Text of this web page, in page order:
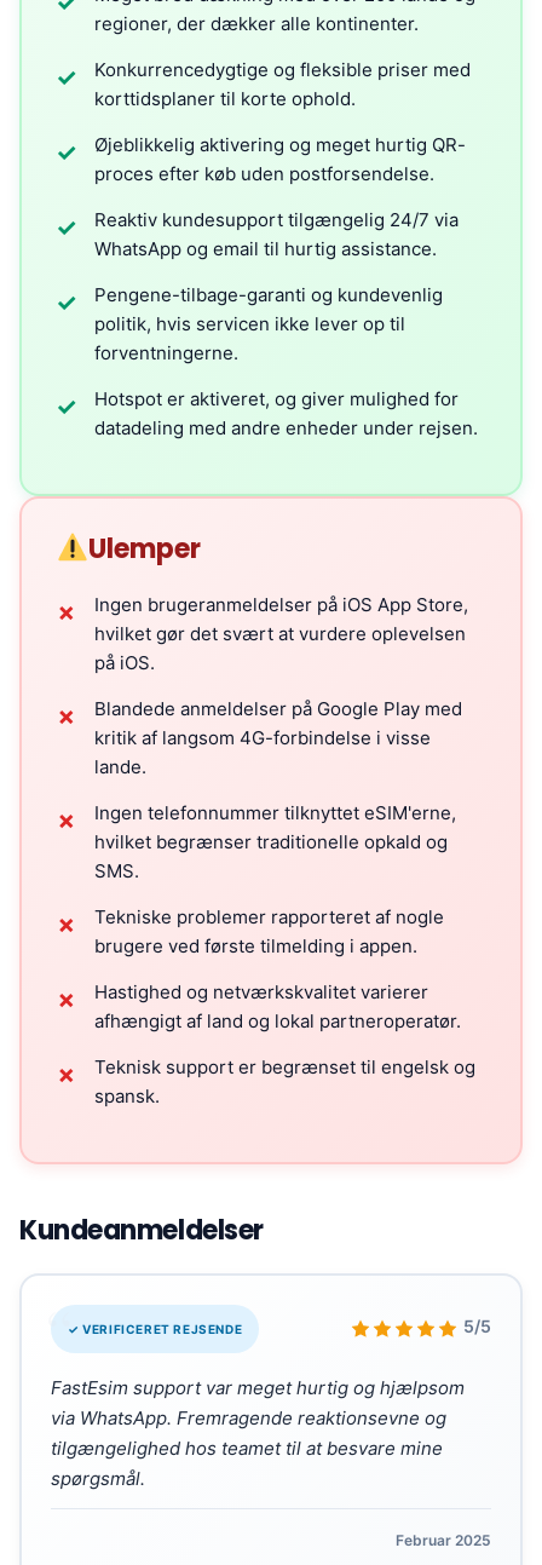
regioner, der dækker alle kontinenter.
✓
Konkurrencedygtige og fleksible priser med
korttidsplaner til korte ophold.
✓
Øjeblikkelig aktivering og meget hurtig QR-
proces efter køb uden postforsendelse.
✓
Reaktiv kundesupport tilgængelig 24/7 via
WhatsApp og email til hurtig assistance.
✓
Pengene-tilbage-garanti og kundevenlig
politik, hvis servicen ikke lever op til
forventningerne.
✓
Hotspot er aktiveret, og giver mulighed for
datadeling med andre enheder under rejsen.
Ulemper
✗
Ingen brugeranmeldelser på iOS App Store,
hvilket gør det svært at vurdere oplevelsen
på iOS.
✗
Blandede anmeldelser på Google Play med
kritik af langsom 4G-forbindelse i visse
lande.
✗
Ingen telefonnummer tilknyttet eSIM'erne,
hvilket begrænser traditionelle opkald og
SMS.
✗
Tekniske problemer rapporteret af nogle
brugere ved første tilmelding i appen.
✗
Hastighed og netværkskvalitet varierer
afhængigt af land og lokal partneroperatør.
✗
Teknisk support er begrænset til engelsk og
spansk.
Kundeanmeldelser
✓ VERIFICERET REJSENDE 5/5
“
FastEsim support var meget hurtig og hjælpsom
via WhatsApp. Fremragende reaktionsevne og
tilgængelighed hos teamet til at besvare mine
spørgsmål.
Februar 2025